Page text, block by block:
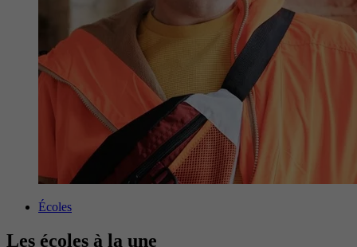
Écoles
Les écoles à la une